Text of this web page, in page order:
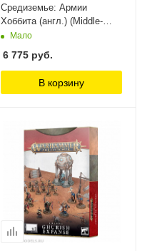
Средиземье: Армии
Хоббита (англ.) (Middle-
earth Strategy Battle Game:
Games Workshop
Мало
6 775 руб.
В корзину